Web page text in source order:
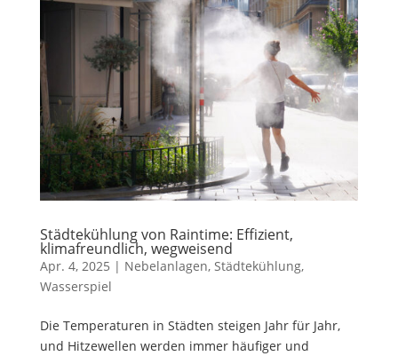
Städtekühlung von Raintime: Effizient,
klimafreundlich, wegweisend
Apr. 4, 2025 | Nebelanlagen, Städtekühlung,
Wasserspiel
Die Temperaturen in Städten steigen Jahr für Jahr,
und Hitzewellen werden immer häufiger und